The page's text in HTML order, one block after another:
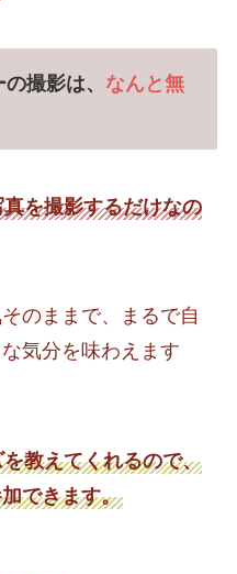
撮影は、 なんと無
を撮影するだけなの
のままで、まるで自
気分を味わえます
教えてくれるので、
できます。